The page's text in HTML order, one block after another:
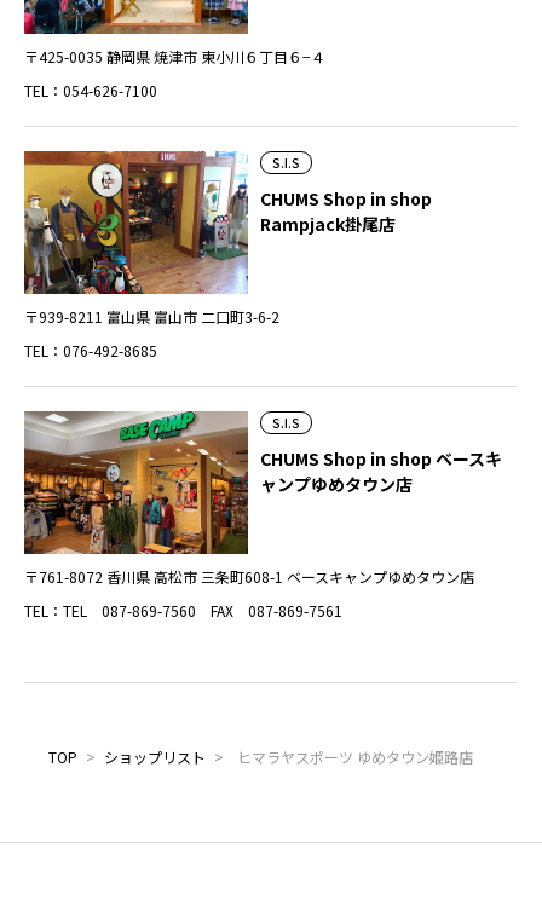
〒425-0035 静岡県 焼津市 東小川６丁目６−４
TEL：054-626-7100
S.I.S
CHUMS Shop in shop
Rampjack掛尾店
〒939-8211 富山県 富山市 二口町3-6-2
TEL：076-492-8685
S.I.S
CHUMS Shop in shop ベースキ
ャンプゆめタウン店
〒761-8072 香川県 高松市 三条町608-1 ベースキャンプゆめタウン店
TEL：TEL 087-869-7560 FAX 087-869-7561
TOP > ショップリスト > ヒマラヤスポーツ ゆめタウン姫路店